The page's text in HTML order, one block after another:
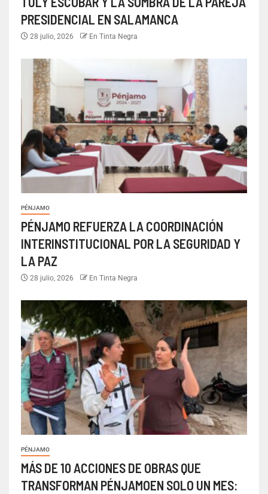
PRESIDENCIAL EN SALAMANCA
28 julio, 2026 En Tinta Negra
PÉNJAMO
PÉNJAMO REFUERZA LA COORDINACIÓN
INTERINSTITUCIONAL POR LA SEGURIDAD Y
LA PAZ
28 julio, 2026 En Tinta Negra
PÉNJAMO
MÁS DE 10 ACCIONES DE OBRAS QUE
TRANSFORMAN PÉNJAMOEN SOLO UN MES: